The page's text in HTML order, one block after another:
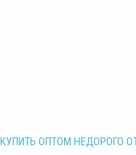
КУПИТЬ ОПТОМ НЕДОРОГО